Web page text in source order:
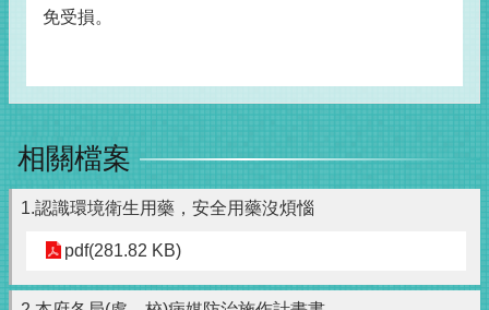
免受損。
相關檔案
1.認識環境衛生用藥，安全用藥沒煩惱
pdf(281.82 KB)